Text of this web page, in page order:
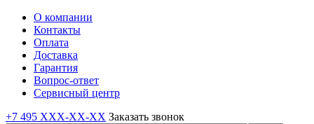
О компании
Контакты
Оплата
Доставка
Гарантия
Вопрос-ответ
Сервисный центр
+7 495 XXX-XX-XX Заказать звонок